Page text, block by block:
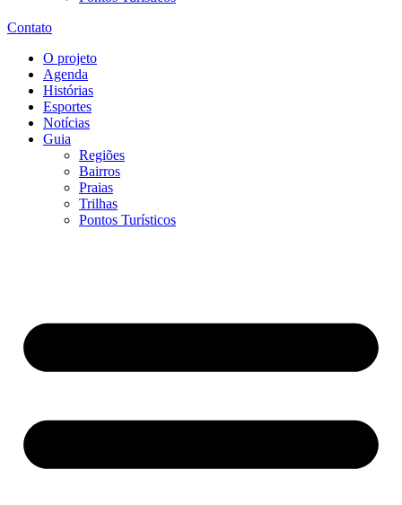
Contato
O projeto
Agenda
Histórias
Esportes
Notícias
Guia
Regiões
Bairros
Praias
Trilhas
Pontos Turísticos